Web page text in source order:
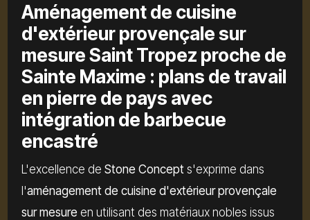
Aménagement de cuisine
d'extérieur provençale sur
mesure Saint Tropez proche de
Sainte Maxime : plans de travail
en pierre de pays avec
intégration de barbecue
encastré
L'excellence deStone Concept s'exprime dans
l'aménagement de cuisine d'extérieur provençale
sur mesure en utilisant des matériaux nobles issus